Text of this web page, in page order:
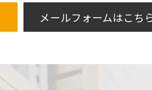
メールフォームはこち